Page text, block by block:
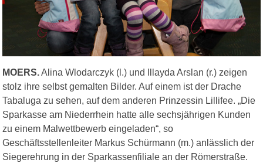
MOERS.Alina Wlodarczyk (l.) und Illayda Arslan (r.) zeigen
stolz ihre selbst gemalten Bilder. Auf einem ist der Drache
Tabaluga zu sehen, auf dem anderen Prinzessin Lillifee. „Die
Sparkasse am Niederrhein hatte alle sechsjährigen Kunden
zu einem Malwettbewerb eingeladen“, so
Geschäftsstellenleiter Markus Schürmann (m.) anlässlich der
Siegerehrung in der Sparkassenfiliale an der Römerstraße.